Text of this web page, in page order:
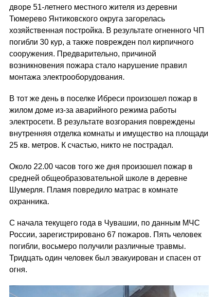
дворе 51-летнего местного жителя из деревни
Тюмерево Янтиковского округа загорелась
хозяйственная постройка. В результате огненного ЧП
погибли 30 кур, а также поврежден пол кирпичного
сооружения. Предварительно, причиной
возникновения пожара стало нарушение правил
монтажа электрооборудования.
В тот же день в поселке Ибреси произошел пожар в
жилом доме из-за аварийного режима работы
электросети. В результате возгорания повреждены
внутренняя отделка комнаты и имущество на площади
25 кв. метров. К счастью, никто не пострадал.
Около 22.00 часов того же дня произошел пожар в
средней общеобразовательной школе в деревне
Шумерля. Пламя повредило матрас в комнате
охранника.
С начала текущего года в Чувашии, по данным МЧС
России, зарегистрировано 67 пожаров. Пять человек
погибли, восьмеро получили различные травмы.
Тридцать один человек был эвакуирован и спасен от
огня.